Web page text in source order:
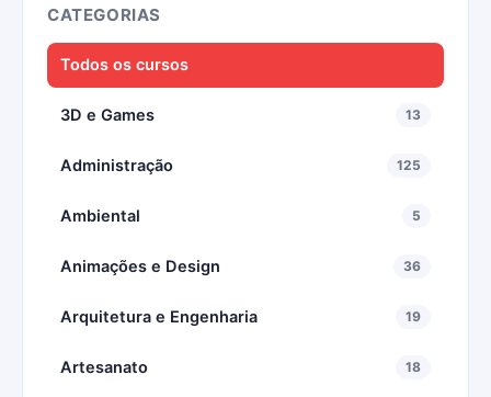
CATEGORIAS
Todos os cursos
3D e Games 13
Administração 125
Ambiental 5
Animações e Design 36
Arquitetura e Engenharia 19
Artesanato 18